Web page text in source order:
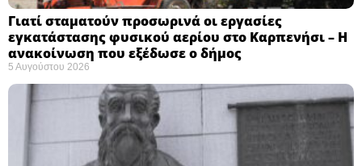
Γιατί σταματούν προσωρινά οι εργασίες
εγκατάστασης φυσικού αερίου στο Καρπενήσι – Η
ανακοίνωση που εξέδωσε ο δήμος
5 Αυγούστου 2026